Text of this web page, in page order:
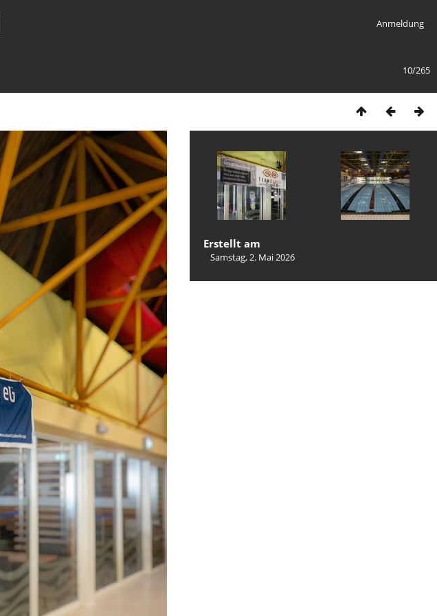
Anmeldung
10/265
Erstellt am
Samstag, 2. Mai 2026